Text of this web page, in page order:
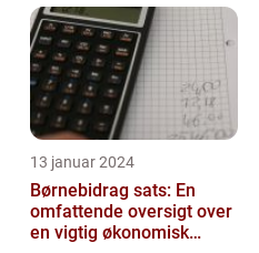
13 januar 2024
Børnebidrag sats: En
omfattende oversigt over
en vigtig økonomisk